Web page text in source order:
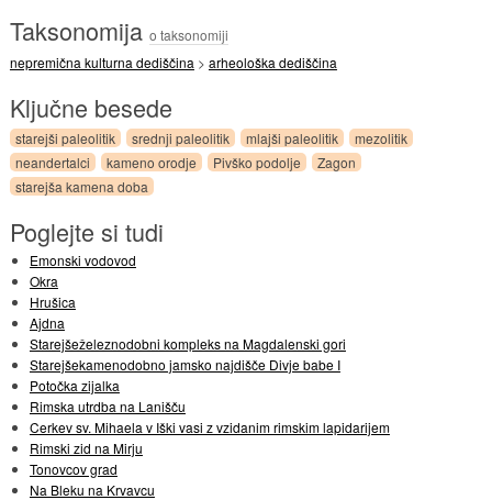
Taksonomija o taksonomiji
nepremična kulturna dediščina > arheološka dediščina
Ključne besede
starejši paleolitik srednji paleolitik mlajši paleolitik
mezolitik
neandertalci
kameno orodje Pivško podolje
Zagon
starejša kamena doba
Poglejte si tudi
Emonski vodovod
Okra
Hrušica
Ajdna
Starejšeželeznodobni kompleks na Magdalenski gori
Starejšekamenodobno jamsko najdišče Divje babe I
Potočka zijalka
Rimska utrdba na Lanišču
Cerkev sv. Mihaela v Iški vasi z vzidanim rimskim lapidarijem
Rimski zid na Mirju
Tonovcov grad
Na Bleku na Krvavcu